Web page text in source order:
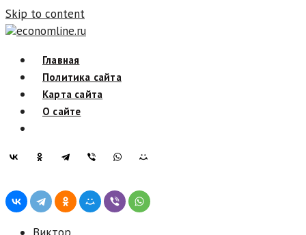
Skip to content
economline.ru
Главная
Политика сайта
Карта сайта
О сайте